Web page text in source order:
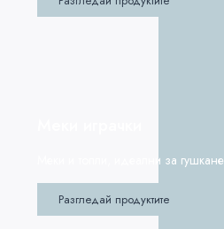
Меки и топли, идеални за гушкане
Разгледай продуктите